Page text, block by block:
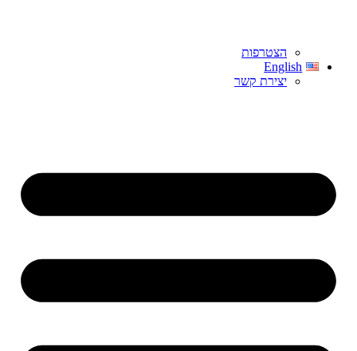
הצטרפות
English
יצירת קשר